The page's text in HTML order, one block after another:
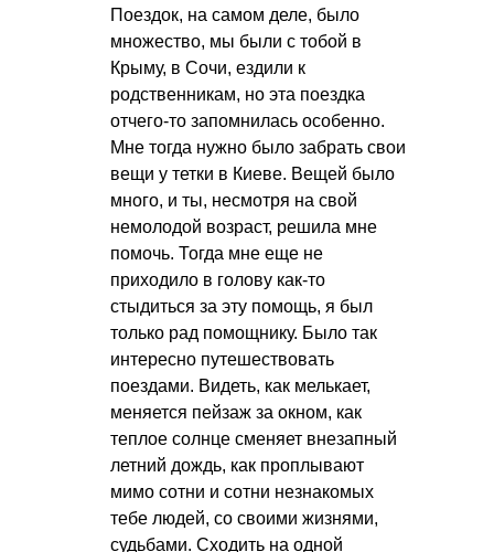
Поездок, на самом деле, было
множество, мы были с тобой в
Крыму, в Сочи, ездили к
родственникам, но эта поездка
отчего-то запомнилась особенно.
Мне тогда нужно было забрать свои
вещи у тетки в Киеве. Вещей было
много, и ты, несмотря на свой
немолодой возраст, решила мне
помочь. Тогда мне еще не
приходило в голову как-то
стыдиться за эту помощь, я был
только рад помощнику. Было так
интересно путешествовать
поездами. Видеть, как мелькает,
меняется пейзаж за окном, как
теплое солнце сменяет внезапный
летний дождь, как проплывают
мимо сотни и сотни незнакомых
тебе людей, со своими жизнями,
судьбами. Сходить на одной